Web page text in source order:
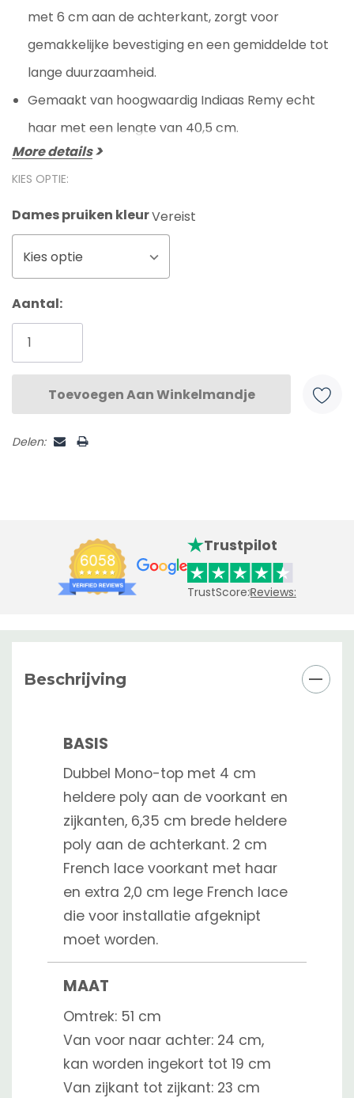
met 6 cm aan de achterkant, zorgt voor
gemakkelijke bevestiging en een gemiddelde tot
lange duurzaamheid.
Gemaakt van hoogwaardig Indiaas Remy echt
haar met een lengte van 40,5 cm.
More details
KIES OPTIE:
Dames pruiken kleurVereist
Kies optie
Huidige
voorraad:
Aantal:
Delen:
Trustpilot
TrustScore:Reviews:
Beschrijving
BASIS
Dubbel Mono-top met 4 cm
heldere poly aan de voorkant en
zijkanten, 6,35 cm brede heldere
poly aan de achterkant. 2 cm
French lace voorkant met haar
en extra 2,0 cm lege French lace
die voor installatie afgeknipt
moet worden.
MAAT
Omtrek: 51 cm
Van voor naar achter: 24 cm,
kan worden ingekort tot 19 cm
Van zijkant tot zijkant: 23 cm